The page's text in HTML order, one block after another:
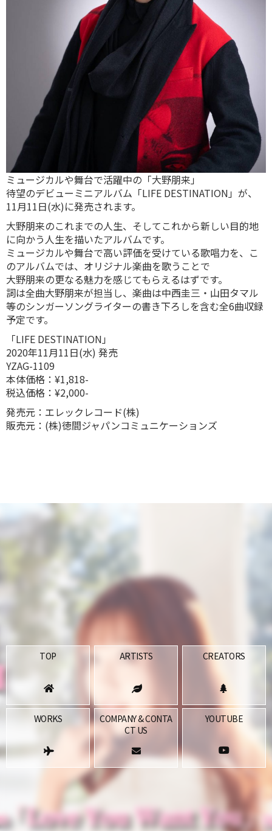
ミュージカルや舞台で活躍中の「大野朋来」
待望のデビューミニアルバム「LIFE DESTINATION」が、
11月11日(水)に発売されます。
大野朋来のこれまでの人生、そしてこれから新しい目的地
に向かう人生を描いたアルバムです。
ミュージカルや舞台で高い評価を受けている歌唱力を、こ
のアルバムでは、オリジナル楽曲を歌うことで
大野朋来の更なる魅力を感じてもらえるはずです。
詞は全曲大野朋来が担当し、楽曲は中西圭三・山田タマル
等のシンガーソングライターの書き下ろしを含む全6曲収録
予定です。
「LIFE DESTINATION」
2020年11月11日(水) 発売
YZAG-1109
本体価格：¥1,818-
税込価格：¥2,000-
発売元：エレックレコード(株)
販売元：(株)徳間ジャパンコミュニケーションズ
TOP ARTISTS CREATORS
WORKS
COMPANY & CONTA
CT US
YOUTUBE